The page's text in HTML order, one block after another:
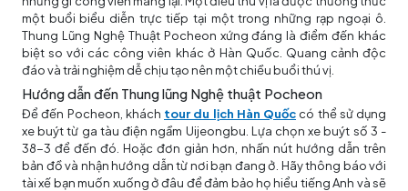
một buổi biểu diễn trực tiếp tại một trong những rạp ngoại ô.
Thung Lũng Nghệ Thuật Pocheon xứng đáng là điểm đến khác
biệt so với các công viên khác ở Hàn Quốc. Quang cảnh độc
đáo và trải nghiệm dễ chịu tạo nên một chiều buổi thú vị.
Hướng dẫn đến Thung lũng Nghệ thuật Pocheon
Để đến Pocheon, khách tour du lịch Hàn Quốc có thể sử dụng
xe buýt từ ga tàu điện ngầm Uijeongbu. Lựa chọn xe buýt số 3 -
38-3 để đến đó. Hoặc đơn giản hơn, nhấn nút hướng dẫn trên
bản đồ và nhận hướng dẫn từ nơi bạn đang ở. Hãy thông báo với
tài xế bạn muốn xuống ở đâu để đảm bảo họ hiểu tiếng Anh và sẽ